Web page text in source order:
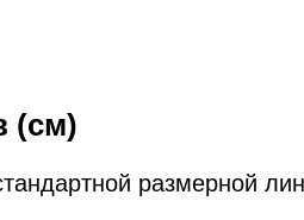
(см)
размерной